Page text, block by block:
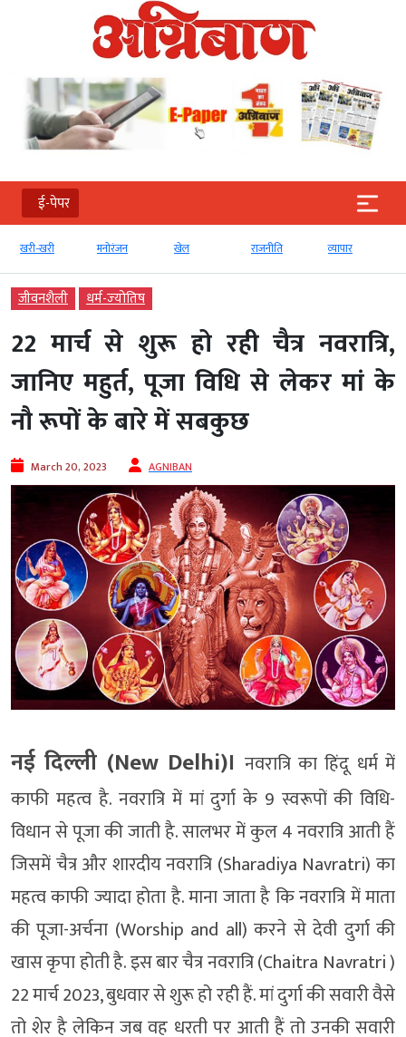
ई-पेपर
जीवनशैली धर्म-ज्‍योतिष
22 मार्च से शुरू हो रही चैत्र नवरात्रि,
जानिए महुर्त, पूजा विधि से लेकर मां के
नौ रूपों के बारे में सबकुछ
March 20, 2023 AGNIBAN
नई दिल्ली (New Delhi)। नवरात्रि का हिंदू धर्म में
काफी महत्व है. नवरात्रि में मां दुर्गा के 9 स्वरूपों की विधि-
विधान से पूजा की जाती है. सालभर में कुल 4 नवरात्रि आती हैं
जिसमें चैत्र और शारदीय नवरात्रि (Sharadiya Navratri) का
महत्व काफी ज्यादा होता है. माना जाता है कि नवरात्रि में माता
की पूजा-अर्चना (Worship and all) करने से देवी दुर्गा की
खास कृपा होती है. इस बार चैत्र नवरात्रि (Chaitra Navratri )
22 मार्च 2023, बुधवार से शुरू हो रही हैं. मां दुर्गा की सवारी वैसे
तो शेर है लेकिन जब वह धरती पर आती हैं तो उनकी सवारी